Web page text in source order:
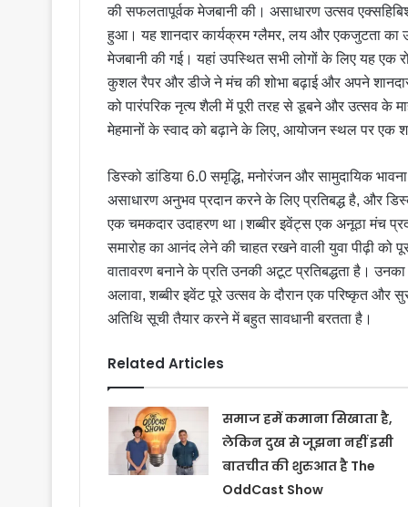
की सफलतापूर्वक मेजबानी की। असाधारण उत्सव
हुआ। यह शानदार कार्यक्रम ग्लैमर, लय और एकजुटता का
मेजबानी की गई। यहां उपस्थित सभी लोगों के लिए यह
कुशल रैपर और डीजे ने मंच की शोभा बढ़ाई और अपने
को पारंपरिक नृत्य शैली में पूरी तरह से डूबने और उत्सव के
मेहमानों के स्वाद को बढ़ाने के लिए, आयोजन स्थल पर एक
डिस्को डांडिया 6.0 समृद्धि, मनोरंजन और सामुदायिक
असाधारण अनुभव प्रदान करने के लिए प्रतिबद्ध है, और
एक चमकदार उदाहरण था।शब्बीर इवेंट्स एक अनूठा मंच
समारोह का आनंद लेने की चाहत रखने वाली युवा पीढ़ी को
वातावरण बनाने के प्रति उनकी अटूट प्रतिबद्धता है।
अलावा, शब्बीर इवेंट पूरे उत्सव के दौरान एक परिष्कृत और
अतिथि सूची तैयार करने में बहुत सावधानी बरतता है।
Related Articles
समाज हमें कमाना सिखाता है,
लेकिन दुख से जूझना नहीं इसी
बातचीत की शुरुआत है The
OddCast Show